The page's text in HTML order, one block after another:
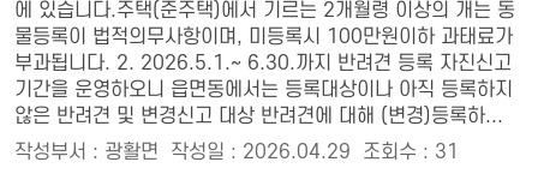
에 있습니다.주택(준주택)에서 기르는 2개월령 이상의 개는 동
물등록이 법적의무사항이며, 미등록시 100만원이하 과태료가
부과됩니다. 2. 2026.5.1.~ 6.30.까지 반려견 등록 자진신고
기간을 운영하오니 읍면동에서는 등록대상이나 아직 등록하지
않은 반려견 및 변경신고 대상 반려견에 대해 (변경)등록하...
작성부서 : 광활면
작성일 : 2026.04.29 조회수 : 31